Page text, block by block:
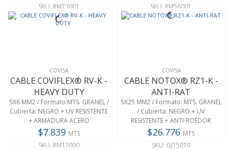
SKU: RM73001
Agregar
SKU: RM56001
COVISA
CABLE COVIFLEX® RV-K -
HEAVY DUTY
5X6 MM2 / Formato:MTS. GRANEL /
Cubierta: NEGRO + UV RESISTENTE
+ ARMADURA ACERO
$7.839 MTS
SKU: RM12000
COVISA
CABLE NOTOX® RZ1-K -
ANTI-RAT
5X25 MM2 / Formato: MTS. GRANEL
/ Cubierta: NEGRO + UV
RESISTENTE + ANTI-ROEDOR
$26.776 MTS
SKU: GJ15010